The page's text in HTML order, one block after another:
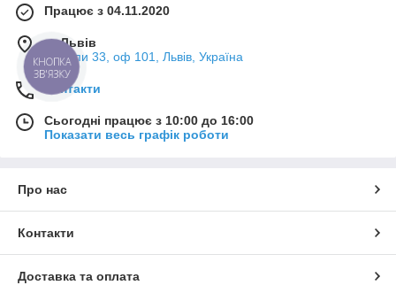
Працює з 04.11.2020
м. Львів
Мазепи 33, оф 101, Львів, Україна
Контакти
Сьогодні працює з 10:00 до 16:00
Показати весь графік роботи
Про нас
Контакти
Доставка та оплата
КНОПКА
ЗВ'ЯЗКУ